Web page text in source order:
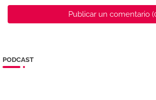
Publicar un comentario
PODCAST